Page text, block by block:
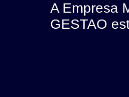
A Empresa
GESTAO